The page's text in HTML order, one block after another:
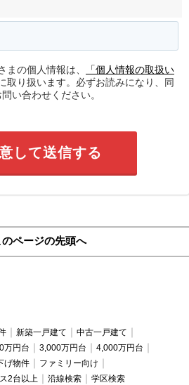
の個人情報は、
「個人情報の取扱い
取り扱います。必ずお読みになり、同
い合わせください。
して送信する
のページの先頭へ
新築一戸建て
中古一戸建て
万円台 3,000万円台
4,000万円台
げ物件
ファミリー向け
2台以上 沿線検索 学区検索